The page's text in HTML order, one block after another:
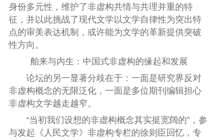
身份多元性，维护了非虚构共情与共理并重的特
征， 并以此挑战了现代文学 以文学自律性为突出特
点的审美表达机制， 或许能为文学的革新提供突破
性方向 。
舶来与内生：中国式非虚构的缘起和发展
论坛的另一显著分歧在于：一面是研究界反对
非虚构概念的无限泛化，一面是多位期刊编辑担心
非虚构文学越走越窄。
“当初我们设想的非虚构概念其实挺宽阔的”，参
与发起《人民文学》非虚构专栏的徐则臣回忆，专